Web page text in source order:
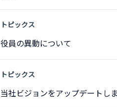
トピックス
役員の異動について
トピックス
当社ビジョンをアップデートし